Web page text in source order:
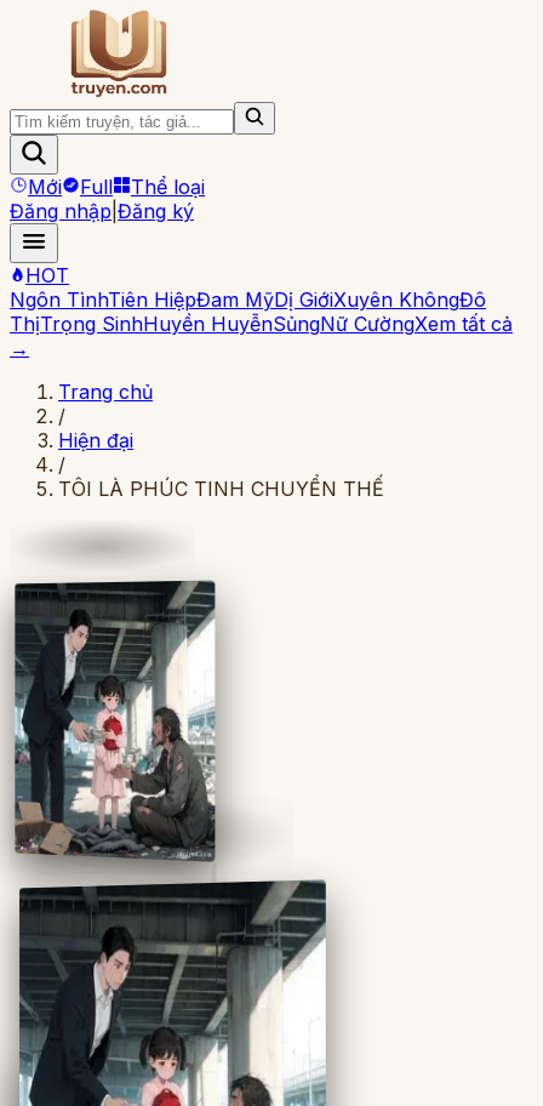
Mới Full
Thể loại
Đăng nhập Đăng ký
HOT
Ngôn TìnhTiên HiệpĐam MỹDị GiớiXuyên KhôngĐô
ThịTrọng SinhHuyền HuyễnSủngNữ CườngXem tất cả
→
Trang chủ
/
Hiện đại
/
TÔI LÀ PHÚC TINH CHUYỂN THẾ